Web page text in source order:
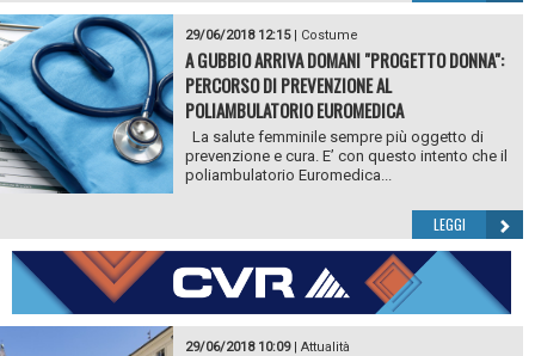
29/06/2018 12:15| Costume
A GUBBIO ARRIVA DOMANI "PROGETTO DONNA":
PERCORSO DI PREVENZIONE AL
POLIAMBULATORIO EUROMEDICA
La salute femminile sempre più oggetto di
prevenzione e cura. E’ con questo intento che il
poliambulatorio Euromedica...
LEGGI
29/06/2018 10:09| Attualità